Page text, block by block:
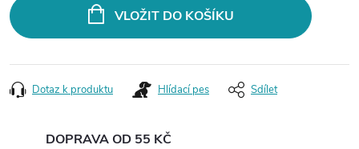
VLOŽIT DO KOŠÍKU
Dotaz k produktu Hlídací pes Sdílet
DOPRAVA OD 55 KČ